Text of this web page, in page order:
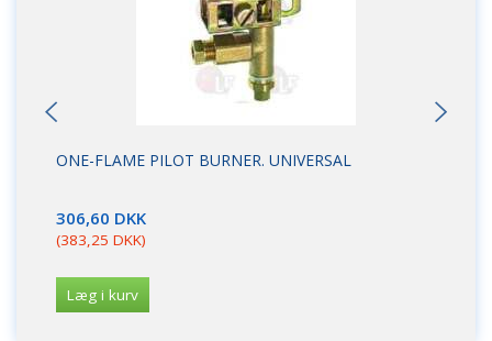
ONE-FLAME PILOT BURNER. UNIVERSAL
306,60 DKK
(383,25 DKK)
Læg i kurv